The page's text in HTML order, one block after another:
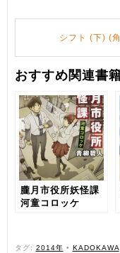
シフト (下) (
おすすめ関連書
朧月市役所妖怪課
河童コロッケ
タグ: 2014年 • KADOKAWA